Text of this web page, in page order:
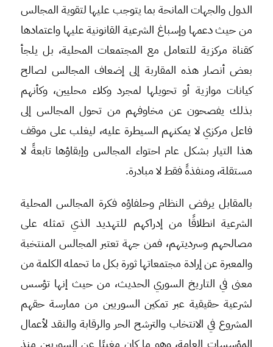
الدول والجهات المانحة بما يتوجب عليها لتقوية المجالس
من حيث دعمها وإسباغ الشرعية القانونية عليها واعتمادها
كقناة مركزية للتعامل مع المجتمعات المحلية، بل يلجأ
بعض أنصار هذه المقاربة إلى إضعاف المجالس لصالح
كيانات موازية أو تحويلها لمجرد وكلاء محليين، وكأنهم
بذلك يفصحون عن مخاوفهم من تحول المجالس إلى
فاعل مركزي لا يمكنهم السيطرة عليه، ليغلب على موقف
هذا التيار بشكل عام احتواء المجالس وإبقاؤها تابعةً لا
مستقلة، ومنفذةً فقط لا مبادرة.
بالمقابل يرفض النظام وحلفاؤه فكرة المجالس المحلية
الشرعية انطلاقًا من إدراكهم للتهديد الذي تمثله على
مصالحهم وسرديتهم، فمن جهة تعتبر المجالس المنتخبة
والمعبرة عن إرادة مجتمعاتها ثورة بكل ما تحمله الكلمة من
معنى في التاريخ السوري الحديث، من حيث إنها تؤسس
لشرعية حقيقية عبر تمكين السوريين من ممارسة حقهم
المشروع في الانتخاب والترشح الحر والرقابة والنقد لأعمال
المؤسسات العامة، وهو ما كان مغيبًا عن السوريين منذ